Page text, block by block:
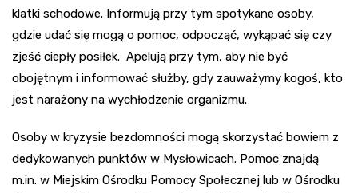
klatki schodowe. Informują przy tym spotykane osoby,
gdzie udać się mogą o pomoc, odpocząć, wykąpać się czy
zjeść ciepły posiłek. Apelują przy tym, aby nie być
obojętnym i informować służby, gdy zauważymy kogoś, kto
jest narażony na wychłodzenie organizmu.
Osoby w kryzysie bezdomności mogą skorzystać bowiem z
dedykowanych punktów w Mysłowicach. Pomoc znajdą
m.in. w Miejskim Ośrodku Pomocy Społecznej lub w Ośrodku